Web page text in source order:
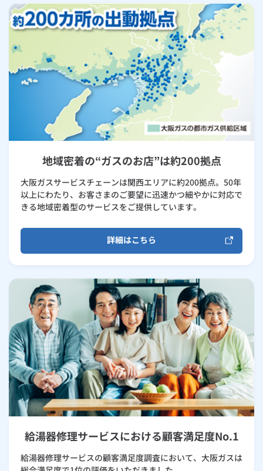
地域密着の“ガスのお店”は約200拠点
大阪ガスサービスチェーンは関西エリアに約200拠点。50年
以上にわたり、お客さまのご要望に迅速かつ細やかに対応で
きる地域密着型のサービスをご提供しています。
詳細はこちら
給湯器修理サービスにおける顧客満足度No.1
給湯器修理サービスの顧客満足度調査において、大阪ガスは